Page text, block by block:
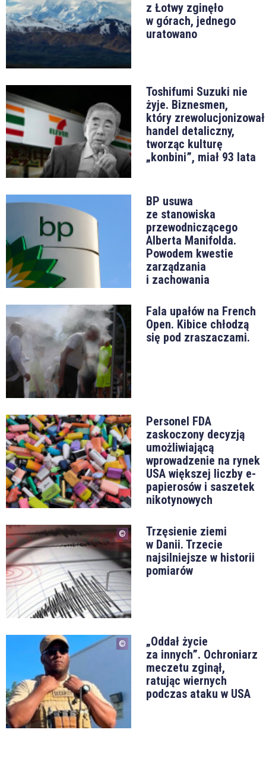
z Łotwy zginęło
w górach, jednego
uratowano
Toshifumi Suzuki nie
żyje. Biznesmen,
który zrewolucjonizował
handel detaliczny,
tworząc kulturę
„konbini”, miał 93 lata
BP usuwa
ze stanowiska
przewodniczącego
Alberta Manifolda.
Powodem kwestie
zarządzania
i zachowania
Fala upałów na French
Open. Kibice chłodzą
się pod zraszaczami.
Personel FDA
zaskoczony decyzją
umożliwiającą
wprowadzenie na rynek
USA większej liczby e-
papierosów i saszetek
nikotynowych
Trzęsienie ziemi
w Danii. Trzecie
najsilniejsze w historii
pomiarów
„Oddał życie
za innych”. Ochroniarz
meczetu zginął,
ratując wiernych
podczas ataku w USA